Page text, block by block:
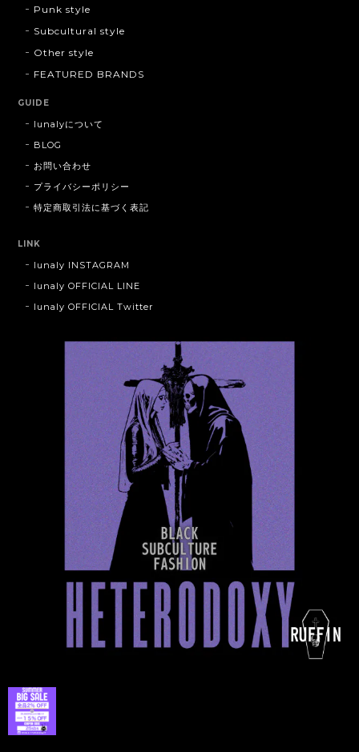
Punk style
Subcultural style
Other style
FEATURED BRANDS
GUIDE
lunalyについて
BLOG
お問い合わせ
プライバシーポリシー
特定商取引法に基づく表記
LINK
lunaly INSTAGRAM
lunaly OFFICIAL LINE
lunaly OFFICIAL Twitter